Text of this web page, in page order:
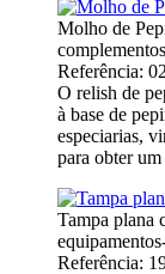
Molho de
Referência:
O relish de
à base de
especiarias,
para obter
Tampa plana
Referência: